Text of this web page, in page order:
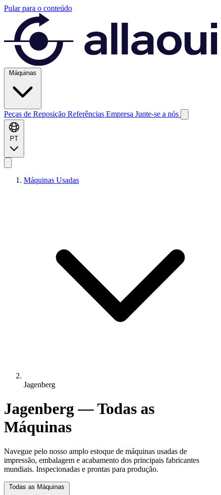
Pular para o conteúdo
Máquinas
Peças de Reposição Referências Empresa Junte-se a nós
PT
Máquinas Usadas
Jagenberg
Jagenberg — Todas as
Máquinas
Navegue pelo nosso amplo estoque de máquinas usadas de
impressão, embalagem e acabamento dos principais fabricantes
mundiais. Inspecionadas e prontas para produção.
Todas as Máquinas